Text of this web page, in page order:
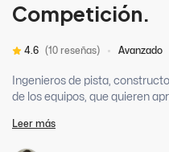
Competición.
4.6 (10 reseñas) Avanzado
Ingenieros de pista,
de los equipos, que quieren
objetivo de mejorar la
Leer más